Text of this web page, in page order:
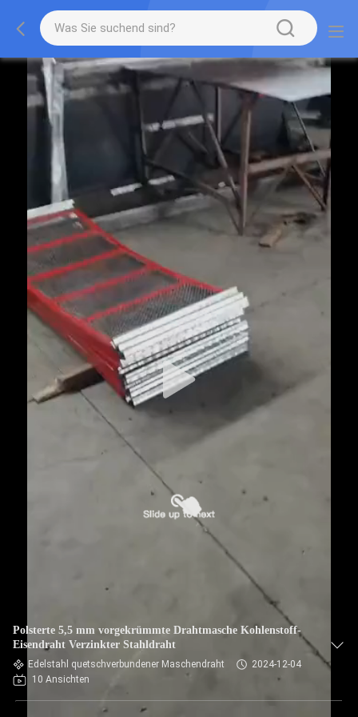
Polsterte 5,5 mm vorgekrümmte Drahtmasche Kohlenstoff-
Eisendraht Verzinkter Stahldraht
Edelstahl quetschverbundener Maschendraht
2024-12-04
10 Ansichten